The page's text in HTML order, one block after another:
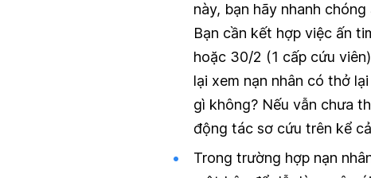
này, bạn hãy nhanh
Bạn cần kết hợp việc ấn
hoặc 30/2 (1 cấp cứu
lại xem nạn nhân có thở
gì không? Nếu vẫn chưa
động tác sơ cứu trên kể
Trong trường hợp nạn